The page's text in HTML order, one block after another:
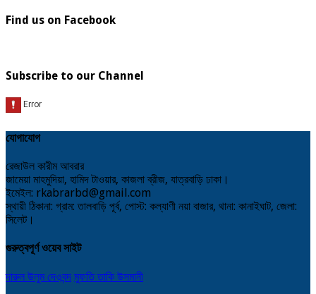
Find us on Facebook
Subscribe to our Channel
যোগাযোগ
রেজাউল কারীম আবরার
জামেয়া মাহমুদিয়া, হামিদ টাওয়ার, কাজলা ব্রীজ, যাত্রবাড়ি ঢাকা।
ইমেইল: rkabrarbd@gmail.com
স্থায়ী ঠিকানা: গ্রাম: তালবাড়ি পূর্ব, পোস্ট: কল্যাণী নয়া বাজার, থানা: কানাইঘাট, জেলা:
সিলেট।
গুরুত্বপূর্ণ ওয়েব সাইট
দারুল উলুম দেওবন্দ মুফতি তাকি উসমানী